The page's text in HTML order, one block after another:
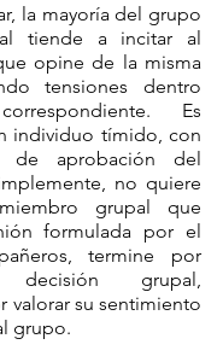
la mayoría del grupo
tiende a incitar al
opine de la misma
tensiones dentro
Es
individuo tímido, con
de aprobación del
no quiere
grupal que
formulada por el
termine por
grupal,
valorar su sentimiento
grupo.